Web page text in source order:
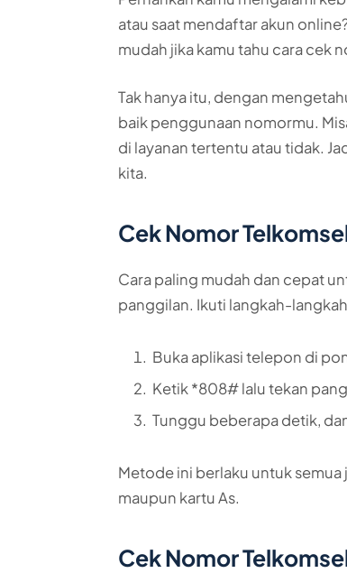
atau saat mendaftar akun
mudah jika kamu tahu cara cek
Tak hanya itu, dengan
baik penggunaan nomormu.
di layanan tertentu atau tidak.
kita.
Cek Nomor
Cara paling mudah dan cepat
panggilan. Ikuti langkah-
Buka aplikasi telepon di
Ketik *808# lalu tekan
Tunggu beberapa detik,
Metode ini berlaku untuk semua
maupun kartu As.
Cek Nomor